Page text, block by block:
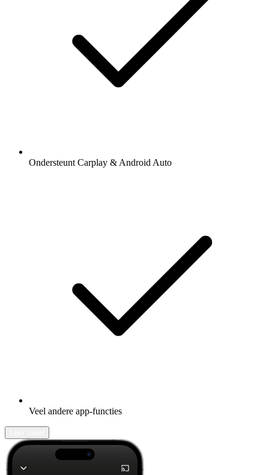
Ondersteunt Carplay & Android Auto
Veel andere app-functies